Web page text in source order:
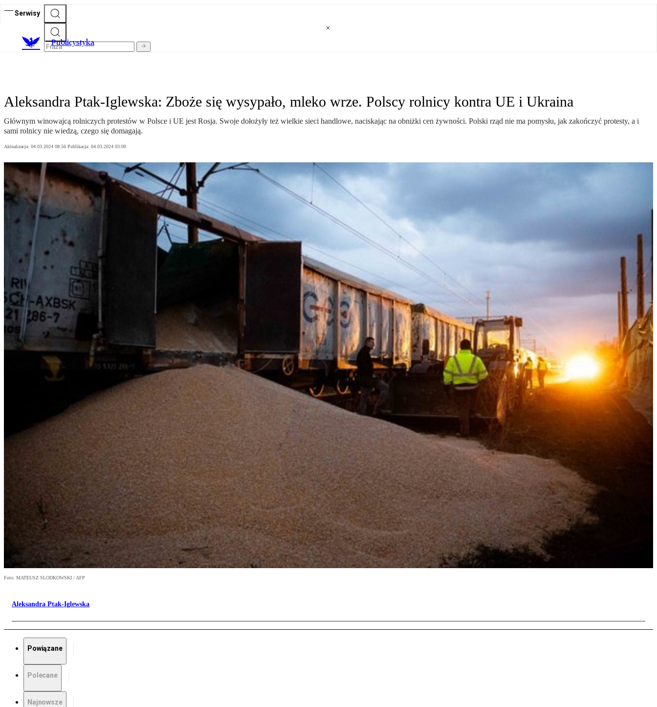
Serwisy
Publicystyka
Aleksandra Ptak-Iglewska: Zboże się wysypało, mleko wrze. Polscy rolnicy kontra UE i Ukraina
Głównym winowajcą rolniczych protestów w Polsce i UE jest Rosja. Swoje dołożyły też wielkie sieci handlowe, naciskając na obniżki cen żywności. Polski rząd nie ma pomysłu, jak zakończyć protesty, a i
sami rolnicy nie wiedzą, czego się domagają.
Aktualizacja: 04.03.2024 08:56 Publikacja: 04.03.2024 03:00
Foto: MATEUSZ SLODKOWSKI / AFP
Aleksandra Ptak-Iglewska
Powiązane
Polecane
Najnowsze